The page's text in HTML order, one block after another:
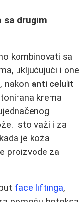
sa drugim
kombinovati sa
uključujući i one
nakon anti celulit
krema
Isto važi i za
je koža
proizvode za
face liftinga,